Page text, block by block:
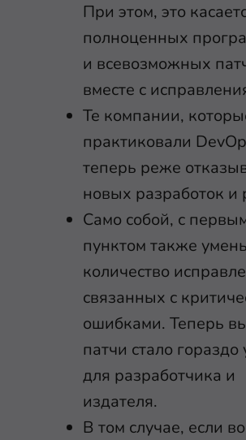
При этом, это
полноценных
и всевозможных
вместе с
Те компании,
практиковали
теперь реже
новых разработок и
Само собой, с
пунктом также
количество
связанных с
ошибками. Теперь
патчи стало гораздо
для разработчика и
издателя.
В том случае, если